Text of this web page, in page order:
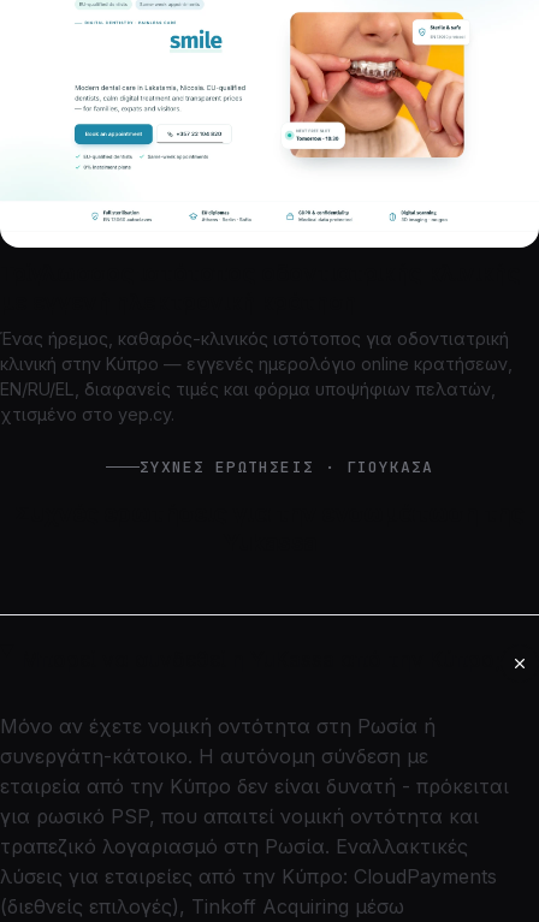
Ένας ήρεμος, καθαρός-κλινικός ιστότοπος για οδοντιατρική
κλινική στην Κύπρο — εγγενές ημερολόγιο online κρατήσεων,
EN/RU/EL, διαφανείς τιμές και φόρμα υποψήφιων πελατών,
χτισμένο στο yep.cy.
ΣΥΧΝΈΣ ΕΡΩΤΉΣΕΙΣ · ΓΙΟΎΚΑΣΑ
Μόνο αν έχετε νομική οντότητα στη Ρωσία ή
συνεργάτη-κάτοικο. Η αυτόνομη σύνδεση με
εταιρεία από την Κύπρο δεν είναι δυνατή - πρόκειται
για ρωσικό PSP, που απαιτεί νομική οντότητα και
τραπεζικό λογαριασμό στη Ρωσία. Εναλλακτικές
λύσεις για εταιρείες από την Κύπρο: CloudPayments
(διεθνείς επιλογές), Tinkoff Acquiring μέσω